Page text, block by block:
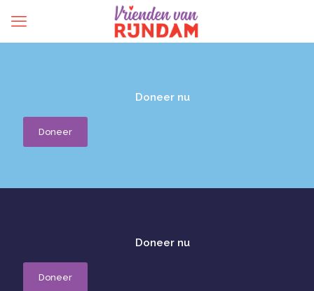
Doneer nu
Doneer
Doneer nu
Doneer